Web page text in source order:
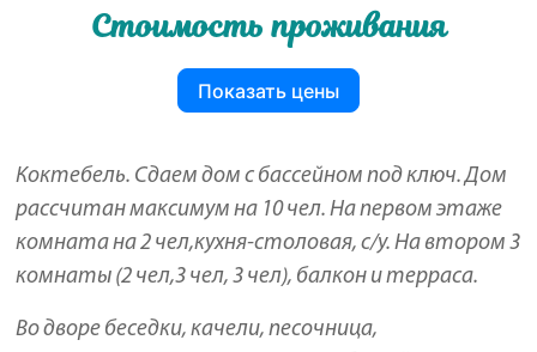
Стоимость проживания
Показать цены
Коктебель. Сдаем дом с бассейном под ключ. Дом
рассчитан максимум на 10 чел. На первом этаже
комната на 2 чел,кухня-столовая, с/у. На втором 3
комнаты (2 чел,3 чел, 3 чел), балкон и терраса.
Во дворе беседки, качели, песочница,